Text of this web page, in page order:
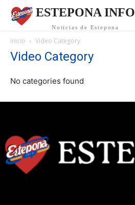
ESTEPONA INFO
Noticias de Estepona
Inicio Video Category
Video Category
No categories found